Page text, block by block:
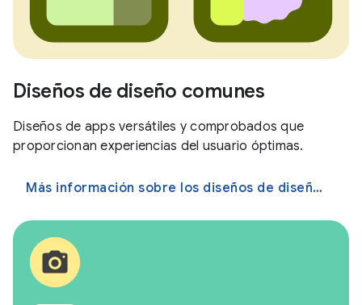
Diseños de diseño comunes
Diseños de apps versátiles y comprobados que
proporcionan experiencias del usuario óptimas.
Más información sobre los diseños de diseño comunes